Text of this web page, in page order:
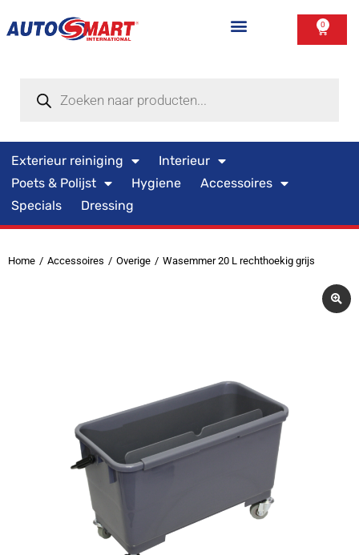
0
Exterieur reiniging
Interieur
Poets & Polijst
Hygiene
Accessoires
Specials
Dressing
Je bent hier:
Home Accessoires Overige Wasemmer 20 L rechthoekig grijs